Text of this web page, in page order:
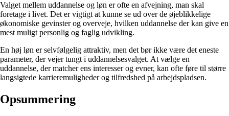
Valget mellem uddannelse og løn er ofte en afvejning, man skal
foretage i livet. Det er vigtigt at kunne se ud over de øjeblikkelige
økonomiske gevinster og overveje, hvilken uddannelse der kan give en
mest muligt personlig og faglig udvikling.
En høj løn er selvfølgelig attraktiv, men det bør ikke være det eneste
parameter, der vejer tungt i uddannelsesvalget. At vælge en
uddannelse, der matcher ens interesser og evner, kan ofte føre til større
langsigtede karrieremuligheder og tilfredshed på arbejdspladsen.
Opsummering